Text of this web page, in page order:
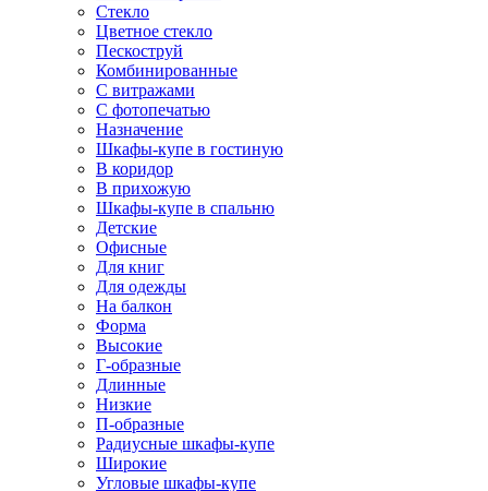
Стекло
Цветное стекло
Пескоструй
Комбинированные
С витражами
С фотопечатью
Назначение
Шкафы-купе в гостиную
В коридор
В прихожую
Шкафы-купе в спальню
Детские
Офисные
Для книг
Для одежды
На балкон
Форма
Высокие
Г-образные
Длинные
Низкие
П-образные
Радиусные шкафы-купе
Широкие
Угловые шкафы-купе